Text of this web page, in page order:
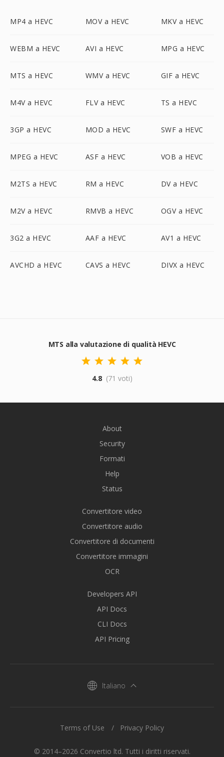
MP4 a HEVC MOV a HEVC MKV a HEVC
WEBM a HEVC AVI a HEVC MPG a HEVC
MTS a HEVC WMV a HEVC GIF a HEVC
M4V a HEVC FLV a HEVC TS a HEVC
3GP a HEVC MOD a HEVC SWF a HEVC
MPEG a HEVC ASF a HEVC VOB a HEVC
M2TS a HEVC RM a HEVC DV a HEVC
M2V a HEVC RMVB a HEVC OGV a HEVC
3G2 a HEVC AAF a HEVC AV1 a HEVC
AVCHD a HEVC CAVS a HEVC DIVX a HEVC
MTS alla valutazione di qualità HEVC
4.8 (71 voti)
About
Security
Formati
Help
Status
Convertitore video
Convertitore audio
Convertitore di documenti
Convertitore immagini
OCR
Developers API
API Docs
CLI Docs
API Pricing
Italiano
© 2014–2026 Convertio ltd. Tutti i diritti riservati.
Terms of Use Privacy Policy